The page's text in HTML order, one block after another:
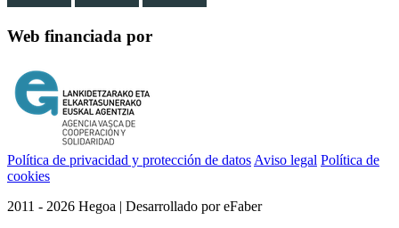
Web financiada por
Política de privacidad y protección de datos Aviso legal Política de
cookies
2011 - 2026 Hegoa | Desarrollado por eFaber